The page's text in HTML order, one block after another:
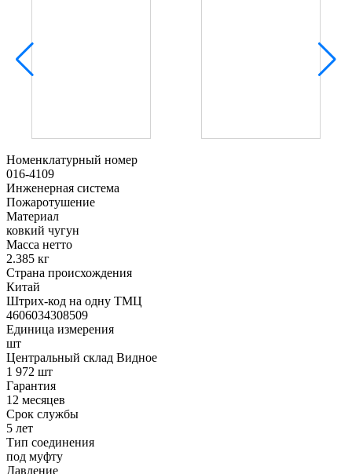
Номенклатурный номер
016-4109
Инженерная система
Пожаротушение
Материал
ковкий чугун
Масса нетто
2.385 кг
Страна происхождения
Китай
Штрих-код на одну ТМЦ
4606034308509
Единица измерения
шт
Центральный склад Видное
1 972 шт
Гарантия
12 месяцев
Срок службы
5 лет
Тип соединения
под муфту
Давление